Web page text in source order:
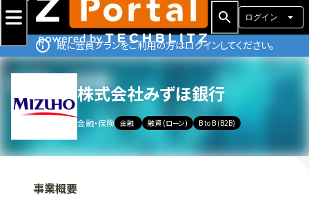
ログイン
既に会員プランをご利用の方はログインしてください。
株式会社みずほ銀行
金融・保険 金融 融資 (ローン) B to B (B2B)
事業概要